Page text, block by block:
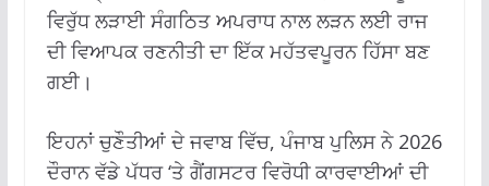
ਵਿਰੁੱਧ ਲੜਾਈ ਸੰਗਠਿਤ ਅਪਰਾਧ ਨਾਲ ਲੜਨ ਲਈ ਰਾਜ
ਦੀ ਵਿਆਪਕ ਰਣਨੀਤੀ ਦਾ ਇੱਕ ਮਹੱਤਵਪੂਰਨ ਹਿੱਸਾ ਬਣ
ਗਈ।
ਇਹਨਾਂ ਚੁਣੌਤੀਆਂ ਦੇ ਜਵਾਬ ਵਿੱਚ, ਪੰਜਾਬ ਪੁਲਿਸ ਨੇ 2026
ਦੌਰਾਨ ਵੱਡੇ ਪੱਧਰ ‘ਤੇ ਗੈਂਗਸਟਰ ਵਿਰੋਧੀ ਕਾਰਵਾਈਆਂ ਦੀ